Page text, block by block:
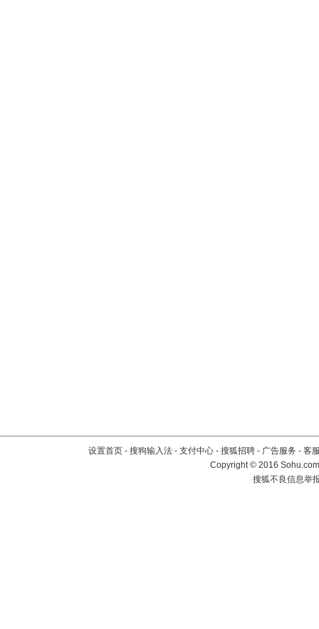
设置首页 - 搜狗输入法 - 支付中心 - 搜狐招聘 - 广告服务 - 客
Copyright©2016
搜狐不良信息举